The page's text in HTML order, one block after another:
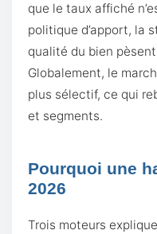
que le taux affiché
politique d’apport, la
qualité du bien pèsent
Globalement, le
plus sélectif, ce qui
et segments.
Pourquoi une
2026
Trois moteurs